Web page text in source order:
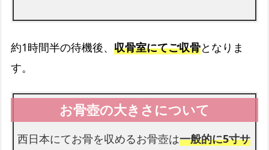
約1時間半の待機後、 収骨室にてご収骨となりま
す。
西日本にてお骨を収めるお骨壺は一般的に5寸サ